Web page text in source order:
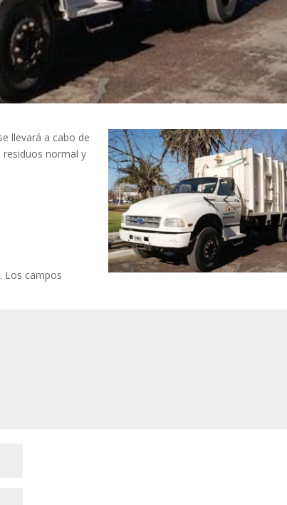
llevará a cabo de
normal y
Los campos